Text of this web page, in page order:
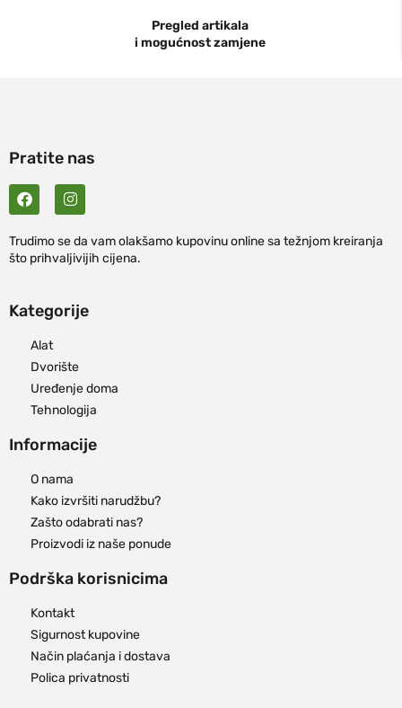
Pregled artikala
i mogućnost zamjene
Pratite nas
Trudimo se da vam olakšamo kupovinu online sa težnjom kreiranja
što prihvaljivijih cijena.
Kategorije
Alat
Dvorište
Uređenje doma
Tehnologija
Informacije
O nama
Kako izvršiti narudžbu?
Zašto odabrati nas?
Proizvodi iz naše ponude
Podrška korisnicima
Kontakt
Sigurnost kupovine
Način plaćanja i dostava
Polica privatnosti